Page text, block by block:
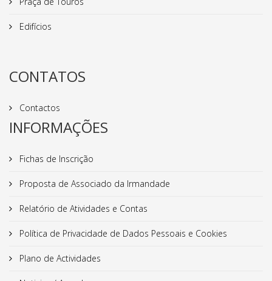
Edifícios
CONTATOS
Contactos
INFORMAÇÕES
Fichas de Inscrição
Proposta de Associado da Irmandade
Relatório de Atividades e Contas
Política de Privacidade de Dados Pessoais e Cookies
Plano de Actividades